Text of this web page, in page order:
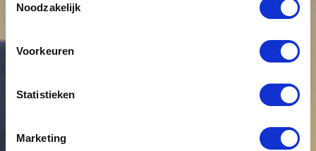
Noodzakelijk
Voorkeuren
Statistieken
Marketing